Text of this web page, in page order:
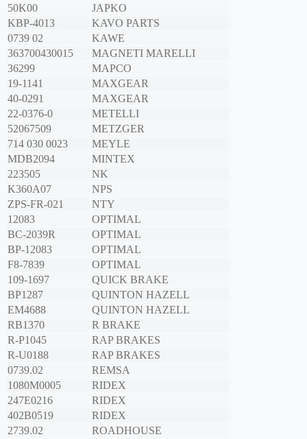
50K00
JAPKO
KBP-4013
KAVO PARTS
0739 02
KAWE
363700430015
MAGNETI MARELLI
36299
MAPCO
19-1141
MAXGEAR
40-0291
MAXGEAR
22-0376-0
METELLI
52067509
METZGER
714 030 0023
MEYLE
MDB2094
MINTEX
223505
NK
K360A07
NPS
ZPS-FR-021
NTY
12083
OPTIMAL
BC-2039R
OPTIMAL
BP-12083
OPTIMAL
F8-7839
OPTIMAL
109-1697
QUICK BRAKE
BP1287
QUINTON HAZELL
EM4688
QUINTON HAZELL
RB1370
R BRAKE
R-P1045
RAP BRAKES
R-U0188
RAP BRAKES
0739.02
REMSA
1080M0005
RIDEX
247E0216
RIDEX
402B0519
RIDEX
2739.02
ROADHOUSE